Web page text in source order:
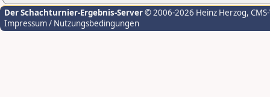
Der Schachturnier-Ergebnis-Server© 2006-2026 Heinz Herzog,
Impressum / Nutzungsbedingungen